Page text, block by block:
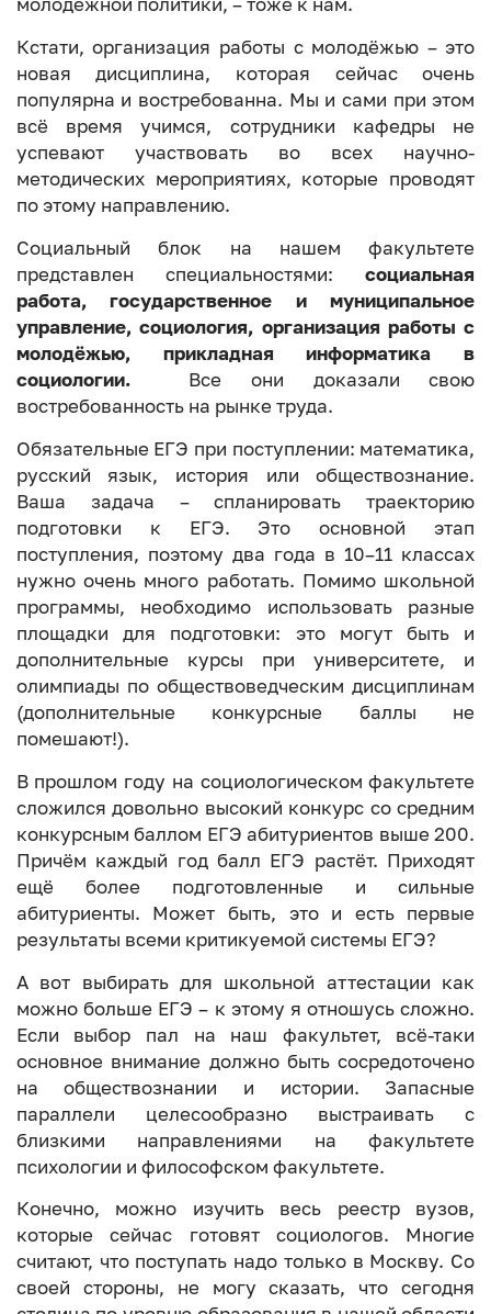
молодёжной политики, – тоже к нам.
Кстати, организация работы с молодёжью – это
новая дисциплина, которая сейчас очень
популярна и востребованна. Мы и сами при этом
всё время учимся, сотрудники кафедры не
успевают участвовать во всех научно-
методических мероприятиях, которые проводят
по этому направлению.
Социальный блок на нашем факультете
представлен специальностями:социальная
работа, государственное и муниципальное
управление, социология, организация работы с
молодёжью, прикладная информатика в
социологии. Все они доказали свою
востребованность на рынке труда.
Обязательные ЕГЭ при поступлении: математика,
русский язык, история или обществознание.
Ваша задача – спланировать траекторию
подготовки к ЕГЭ. Это основной этап
поступления, поэтому два года в 10–11 классах
нужно очень много работать. Помимо школьной
программы, необходимо использовать разные
площадки для подготовки: это могут быть и
дополнительные курсы при университете, и
олимпиады по обществоведческим дисциплинам
(дополнительные конкурсные баллы не
помешают!).
В прошлом году на социологическом факультете
сложился довольно высокий конкурс со средним
конкурсным баллом ЕГЭ абитуриентов выше 200.
Причём каждый год балл ЕГЭ растёт. Приходят
ещё более подготовленные и сильные
абитуриенты. Может быть, это и есть первые
результаты всеми критикуемой системы ЕГЭ?
А вот выбирать для школьной аттестации как
можно больше ЕГЭ – к этому я отношусь сложно.
Если выбор пал на наш факультет, всё-таки
основное внимание должно быть сосредоточено
на обществознании и истории. Запасные
параллели целесообразно выстраивать с
близкими направлениями на факультете
психологии и философском факультете.
Конечно, можно изучить весь реестр вузов,
которые сейчас готовят социологов. Многие
считают, что поступать надо только в Москву. Со
своей стороны, не могу сказать, что сегодня